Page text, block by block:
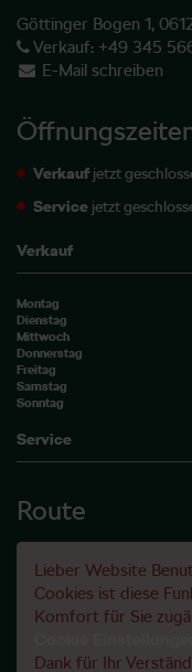
Göttinger Bogen 1,
Verkauf: +49 345
E-Mail schreiben
Verkaufjetzt
Servicejetzt
Verkauf
Montag
Dienstag
Mittwoch
Donnerstag
Freitag
Samstag
Sonntag
Service
Route
Lieber Website
Cookies ist diese
Komfort für Sie
Dank für Ihr